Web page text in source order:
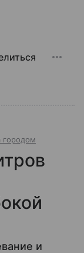
городом
и